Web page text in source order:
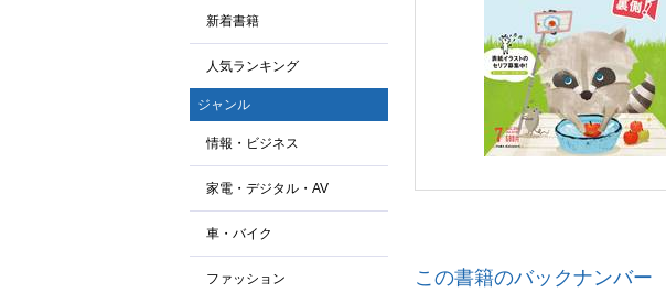
新着書籍
人気ランキング
ジャンル
情報・ビジネス
家電・デジタル・AV
車・バイク
ファッション この書籍のバックナンバー